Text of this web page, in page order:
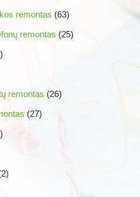
remontas (63)
remontas (25)
remontas (26)
(27)